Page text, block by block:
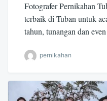
Fotografer Pernikahan
terbaik di Tuban untuk
tahun, tunangan dan
pernikahan